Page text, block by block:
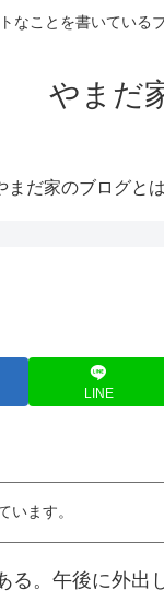
ことを書いている
やまだ
まだ家のブログとは
LINE
います。
る。午後に外出